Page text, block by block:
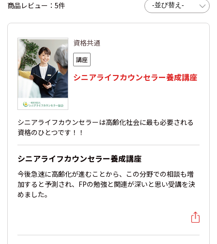
商品レビュー：5件
資格共通
講座
シニアライフカウンセラー養成講座
シニアライフカウンセラーは高齢化社会に最も必要される
資格のひとつです！！
シニアライフカウンセラー養成講座
今後急速に高齢化が進むことから、この分野での相談も増
加すると予測され、FPの勉強と関連が深いと思い受講を決
めました。